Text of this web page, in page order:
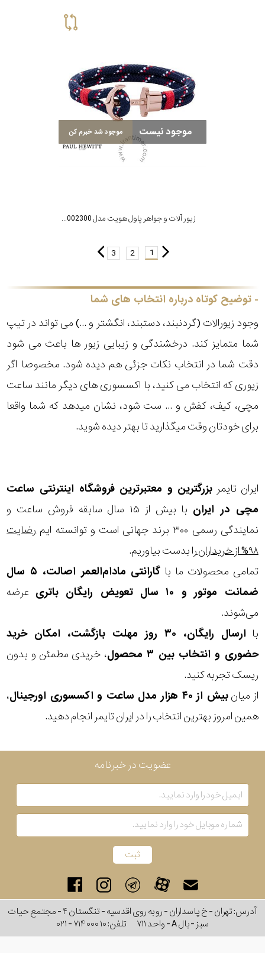
موجود نیست موجود شد خبرم کن
زیور آلات و جواهر پاول هویت مدل PH002300
1
2
3
توضیح کوتاه درباره انتخاب های شما
وجود زیورالات (گردنبند، دستبند، انگشتر و ...) می تواند در تیپ
شما متمایز کند. درخشندگی و زیبایی زیور ها باعث می شود
دقت شما در انتخاب نکات جزئی هم دیده شود. مخصوصا اگر
زیوری که انتخاب می کنید، با اکسسوری های دیگر مانند ساعت
مچی، کیف، کفش و ... ست شود، نشان میدهد که شما واقعا
برای خودتان وقت میگذارید تا بهتر دیده شوید.
ایران تایمر بزرگترین و معتبرترین فروشگاه اینترنتی ساعت
مچی در ایران
با بیش از ۱۵ سال سابقه فروش ساعت و
نمایندگی رسمی ۳۰۰ برند جهانی است و توانسته ایم
رضایت
۹۸% از خریداران
را بدست بیاوریم.
تمامی محصولات ما با
گارانتی مادام‌العمر اصالت، ۵ سال
ضمانت موتور و ۱۰ سال تعویض رایگان باتری
عرضه
می‌شوند.
با
ارسال رایگان، ۳۰ روز مهلت بازگشت، امکان خرید
حضوری و انتخاب بین ۳ محصول
، خریدی مطمئن و بدون
ریسک تجربه کنید.
از میانبیش از ۴۰ هزار مدل ساعت و اکسسوری اورجینال
،
همین امروز بهترین انتخاب را در ایران تایمر انجام دهید.
عضویت در خبرنامه
آدرس: تهران - خ پاسداران - رو به روی اقدسیه - تنگستان ۴ - مجتمع حیات
سبز - بال A - واحد ۷۱۱
تلفن:۰۲۱ - ۷۱۴ ۰۰۰ ۱۰